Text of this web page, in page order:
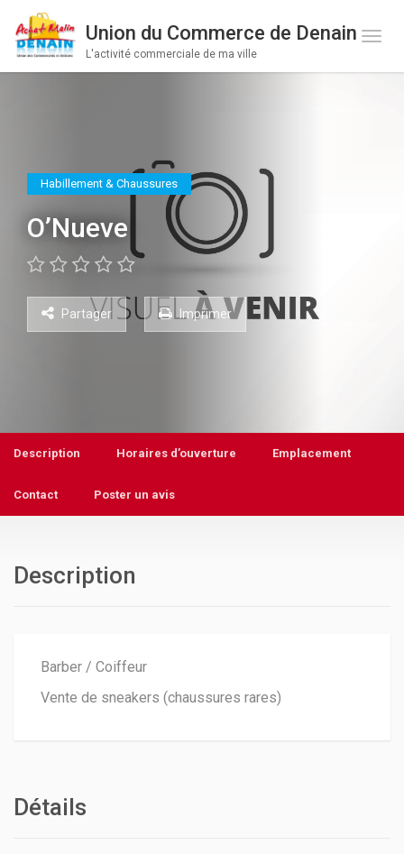
Union du Commerce de Denain
L'activité commerciale de ma ville
Toge
Habillement & Chaussures
O’Nueve
Partager Imprimer
Description Horaires d’ouverture Emplacement
Contact Poster un avis
Description
Barber / Coiffeur
Vente de sneakers (chaussures rares)
Détails